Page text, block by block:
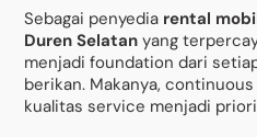
Sebagai penyedia rental
Duren Selatan yang
menjadi foundation dari
berikan. Makanya,
kualitas service menjadi